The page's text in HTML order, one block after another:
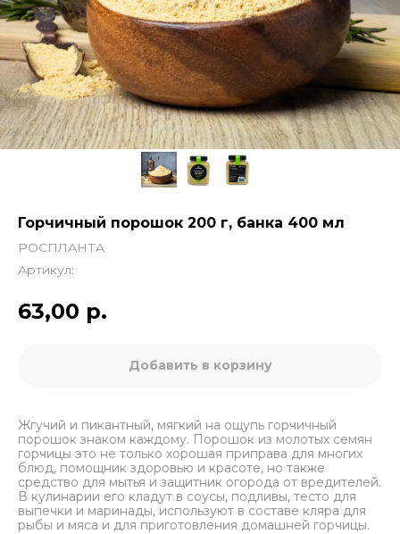
Горчичный порошок 200 г, банка 400 мл
РОСПЛАНТА
Артикул:
63,00 р.
Добавить в корзину
Жгучий и пикантный, мягкий на ощупь горчичный
порошок знаком каждому. Порошок из молотых семян
горчицы это не только хорошая приправа для многих
блюд, помощник здоровью и красоте, но также
средство для мытья и защитник огорода от вредителей.
В кулинарии его кладут в соусы, подливы, тесто для
выпечки и маринады, используют в составе кляра для
рыбы и мяса и для приготовления домашней горчицы.